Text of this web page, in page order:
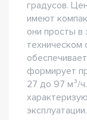
градусов.
имеют
они просты в
техническом
формирует
27 до 97 м³/